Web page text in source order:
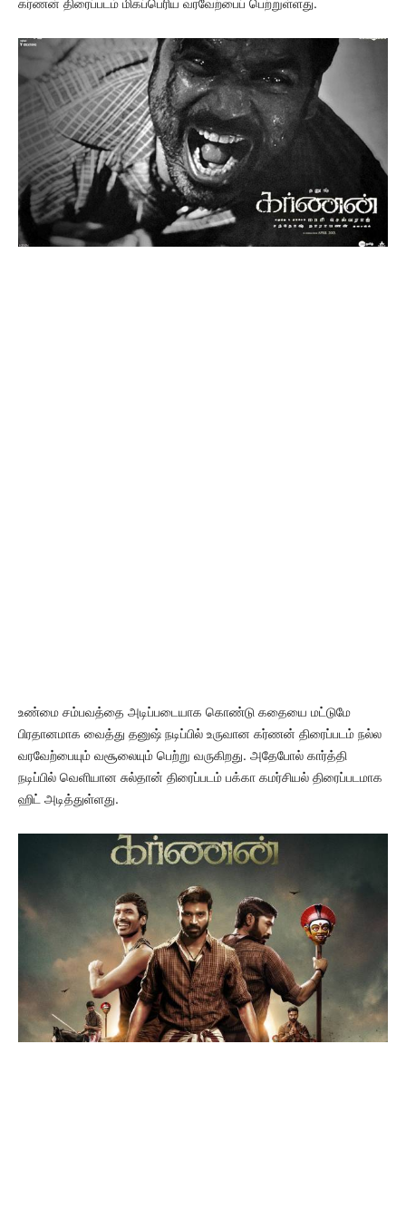
கர்ணன் திரைப்படம் மிகப்பெரிய வரவேற்பைப் பெற்றுள்ளது.
உண்மை சம்பவத்தை அடிப்படையாக கொண்டு கதையை மட்டுமே
பிரதானமாக வைத்து தனுஷ் நடிப்பில் உருவான கர்ணன் திரைப்படம் நல்ல
வரவேற்பையும் வசூலையும் பெற்று வருகிறது. அதேபோல் கார்த்தி
நடிப்பில் வெளியான சுல்தான் திரைப்படம் பக்கா கமர்சியல் திரைப்படமாக
ஹிட் அடித்துள்ளது.